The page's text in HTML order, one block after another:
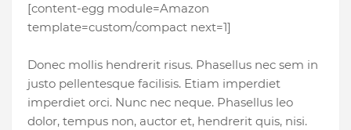
[content-egg module=Amazon
template=custom/compact next=1]
Donec mollis hendrerit risus. Phasellus nec sem in
justo pellentesque facilisis. Etiam imperdiet
imperdiet orci. Nunc nec neque. Phasellus leo
dolor, tempus non, auctor et, hendrerit quis, nisi.